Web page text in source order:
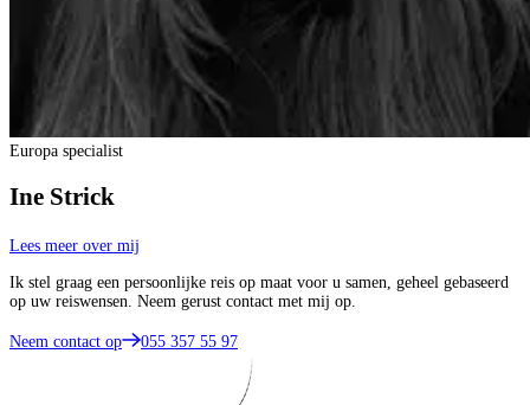
Europa specialist
Ine Strick
Lees meer over mij
Ik stel graag een persoonlijke reis op maat voor u samen, geheel gebaseerd
op uw reiswensen. Neem gerust contact met mij op.
Neem contact op 055 357 55 97